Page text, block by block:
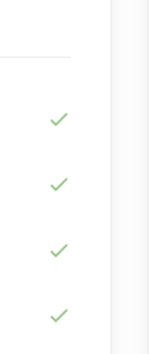
check
check
check
check